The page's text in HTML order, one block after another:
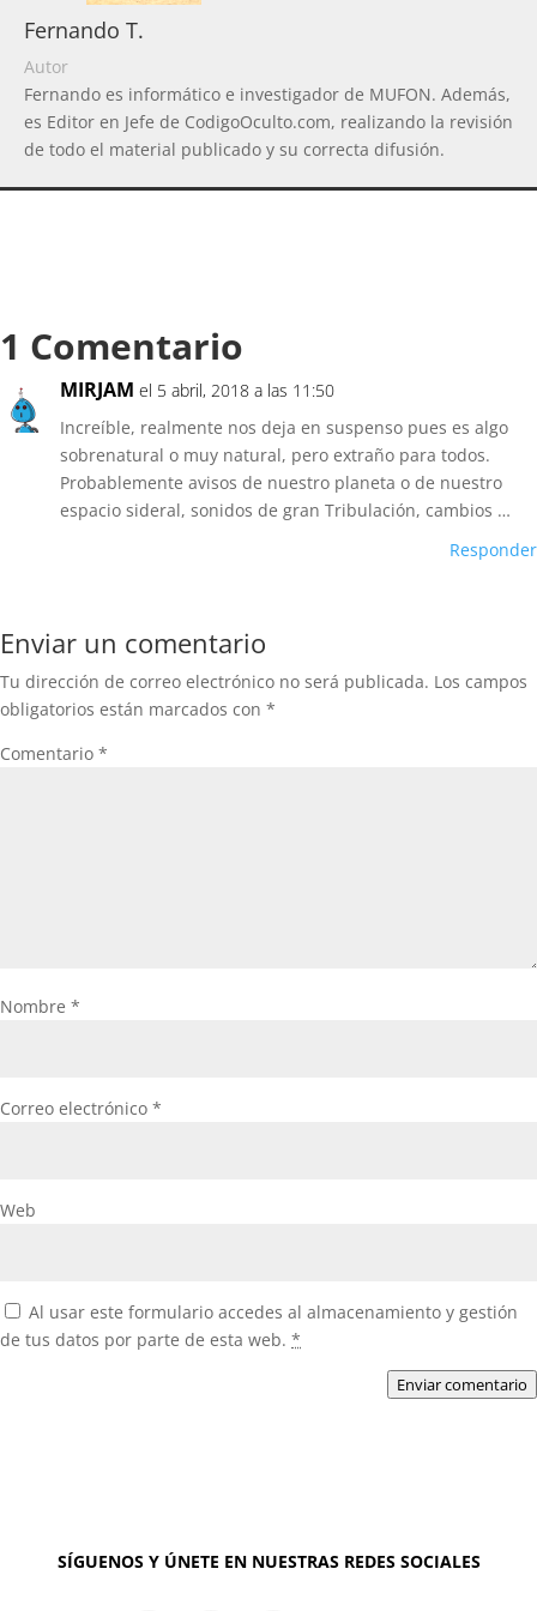
Fernando T.
Autor
Fernando es informático e investigador de MUFON. Además,
es Editor en Jefe de CodigoOculto.com, realizando la revisión
de todo el material publicado y su correcta difusión.
1 Comentario
MIRJAM el 5 abril, 2018 a las 11:50
Increíble, realmente nos deja en suspenso pues es algo
sobrenatural o muy natural, pero extraño para todos.
Probablemente avisos de nuestro planeta o de nuestro
espacio sideral, sonidos de gran Tribulación, cambios …
Responder
Enviar un comentario
Tu dirección de correo electrónico no será publicada. Los campos
obligatorios están marcados con *
Comentario *
Nombre *
Correo electrónico *
Web
Al usar este formulario accedes al almacenamiento y gestión
de tus datos por parte de esta web. *
Enviar comentario
SÍGUENOS Y ÚNETE EN NUESTRAS REDES SOCIALES